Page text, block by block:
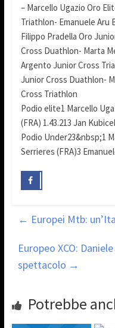
– Marcello Ugazio Oro
Triathlon- Emanuele Aru
Filippo Pradella Oro
Cross Duathlon- Marta
Argento Junior Cross
Junior Cross Duathlon-
Cross Triathlon
Podio elite1 Marcello
(FRA) 1.43.213 Jan
Podio Under23&nbsp;1
Serrieres (FRA)3
← Europei Mtb:
Europeo XCO:
spettacolo →
Potrebbe